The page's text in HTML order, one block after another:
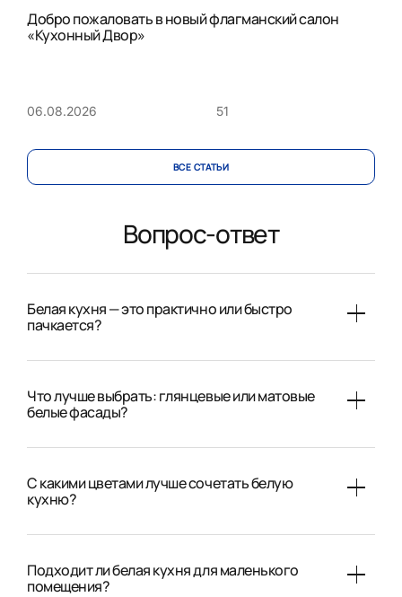
Добро пожаловать в новый флагманский салон
«Кухонный Двор»
06.08.2026 51
ВСЕ CТАТЬИ
Вопрос-ответ
Белая кухня — это практично или быстро
пачкается?
Что лучше выбрать: глянцевые или матовые
белые фасады?
С какими цветами лучше сочетать белую
кухню?
Подходит ли белая кухня для маленького
помещения?